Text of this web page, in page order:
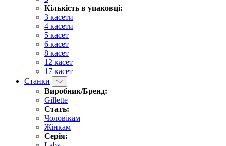
Кількість в упаковці:
3 касети
4 касети
5 касет
6 касет
8 касет
12 касет
17 касет
Станки
Виробник/Бренд:
Gillette
Стать:
Чоловікам
Жінкам
Серія: